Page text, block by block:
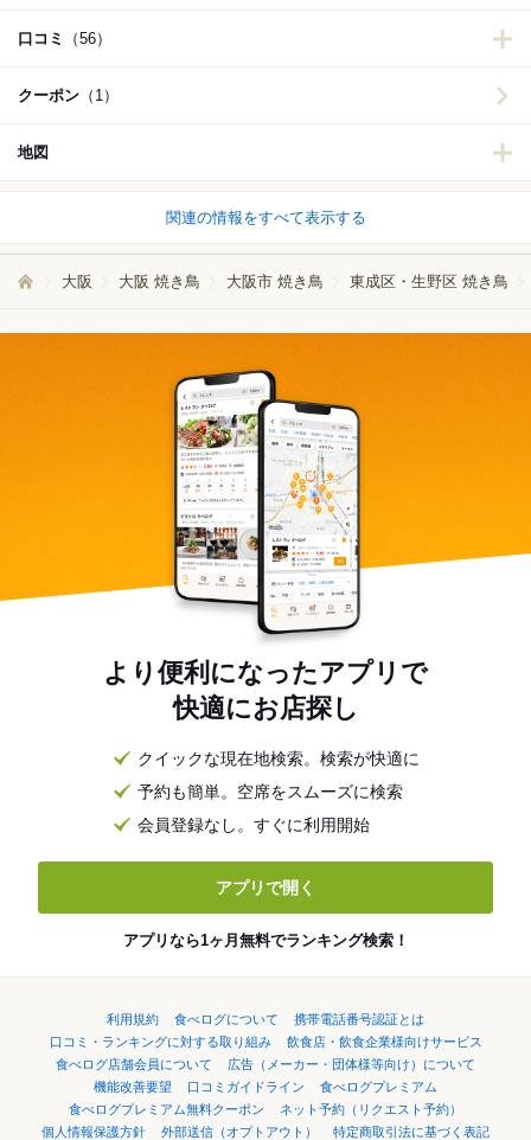
口コミ （56）
クーポン （1）
地図
関連の情報をすべて表示する
大阪 大阪 焼き鳥 大阪市 焼き鳥 東成区・生野区 焼き鳥
より便利になったアプリで
快適にお店探し
クイックな現在地検索。検索が快適に
予約も簡単。空席をスムーズに検索
会員登録なし。すぐに利用開始
アプリで開く
アプリなら1ヶ月無料でランキング検索！
利用規約 食べログについて
携帯電話番号認証とは
口コミ・ランキングに対する取り組み
飲食店・飲食企業様向けサービス
食べログ店舗会員について
広告（メーカー・団体様等向け）について
機能改善要望
口コミガイドライン
食べログプレミアム
食べログプレミアム無料クーポン
ネット予約（リクエスト予約）
個人情報保護方針
外部送信（オプトアウト） 特定商取引法に基づく表記